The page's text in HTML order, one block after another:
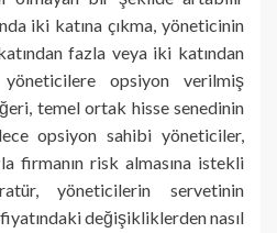
iki katına çıkma, yöneticinin
fazla veya iki katından
opsiyon verilmiş
temel ortak hisse senedinin
opsiyon sahibi yöneticiler,
firmanın risk almasına istekli
yöneticilerin servetinin
değişikliklerden nasıl